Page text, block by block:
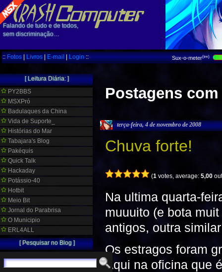
Falando de tudo e de todos,
sem discriminação…
::Fotos|Livros|E-mail|Login:: Sux-o-meter(tm)
Postagens com
terça-feira, 4 de novembro de 2008
Chuva forte!
(1 votes, average:5,00
Na ultima quarta-
muuuito (e bota
antigos, outra
Os estragos foram
Aqui na oficina que
[ Leitura Diária: ]
PY2BBS
MSXPró
Badulaques da China
Vida de Suporte_
Histórias do Mar
Tabajara's Blog
Pakéquis
Quick Talk
Hackaday
Potássio-40
Hotbit
Meio Bit
Jornal do Parabrisa
O Municipio
ERL4ALL
[ Pesquisar no Blog ]